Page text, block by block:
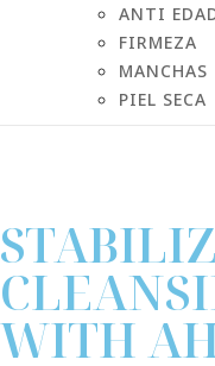
ANTI
FIRMEZA
MANCHAS
PIEL SECA
WITH